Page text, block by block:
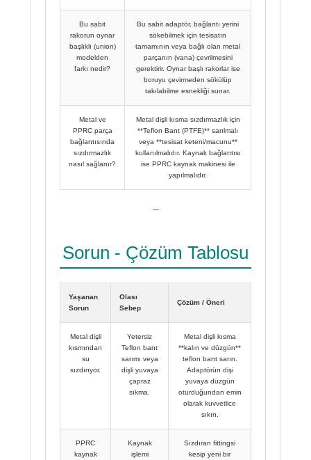
Bu sabit
rakorun oynar
başlıklı (union)
modelden
farkı nedir?
Bu sabit adaptör, bağlantı yerini
sökebilmek için tesisatın
tamamının veya bağlı olan metal
parçanın (vana) çevrilmesini
gerektirir. Oynar başlı rakorlar ise
boruyu çevirmeden sökülüp
takılabilme esnekliği sunar.
Metal ve
PPRC parça
bağlantısında
sızdırmazlık
nasıl sağlanır?
Metal dişli kısma sızdırmazlık için
**Teflon Bant (PTFE)** sarılmalı
veya **tesisat keteni/macunu**
kullanılmalıdır. Kaynak bağlantısı
ise PPRC kaynak makinesi ile
yapılmalıdır.
---
Sorun - Çözüm Tablosu
Yaşanan
Sorun
Olası
Sebep
Çözüm / Öneri
Metal dişli
kısmından
su
sızdırıyor.
Yetersiz
Teflon bant
sarımı veya
dişli yuvaya
çapraz
sıkma.
Metal dişli kısma
**kalın ve düzgün**
teflon bant sarın.
Adaptörün dişi
yuvaya düzgün
oturduğundan emin
olarak kuvvetlice
sıkın.
PPRC
kaynak
Kaynak
işlemi
Sızdıran fittingsi
kesip yeni bir